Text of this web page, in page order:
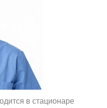
в стационаре